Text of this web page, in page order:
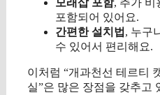
모래삽 포함, 추가 비
포함되어 있어요.
간편한 설치법 , 누구
수 있어서 편리해요.
이처럼 “개과천선 테르티
실”은 많은 장점을 갖추고